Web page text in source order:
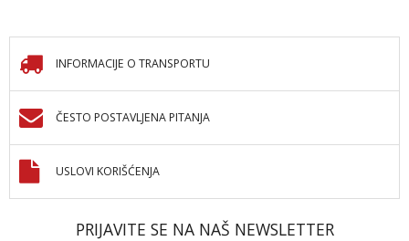
INFORMACIJE O TRANSPORTU
ČESTO POSTAVLJENA PITANJA
USLOVI KORIŠĆENJA
PRIJAVITE SE NA NAŠ NEWSLETTER